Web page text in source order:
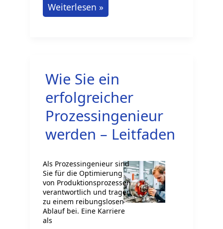
Welche
Jobs
Finanzamt?
Weiterlesen »
Wie Sie ein
erfolgreicher
Prozessingenieur
werden – Leitfaden
Als Prozessingenieur sind
Sie für die Optimierung
von Produktionsprozessen
verantwortlich und tragen
zu einem reibungslosen
Ablauf bei. Eine Karriere
als